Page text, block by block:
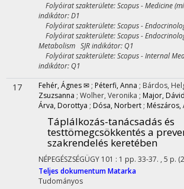
Folyóirat szakterülete: Scopus - Medicine
indikátor: D1
Folyóirat szakterülete: Scopus -
Folyóirat szakterülete: Scopus -
Metabolism SJR indikátor: Q1
Folyóirat szakterülete: Scopus - Internal
indikátor: Q1
17 Fehér, Ágnes ✉ ; Péterfi, Anna ; Bárdos,
Zsuzsanna ; Wolher, Veronika ; Major, Dávid
Árva, Dorottya ; Dósa, Norbert ; Mészáros,
Táplálkozás-tanácsadás és
testtömegcsökkentés a
szakrendelés keretében
NÉPEGÉSZSÉGÜGY 101 : 1 pp. 33-37. , 5 p.
Teljes dokumentumMatarka
Tudományos